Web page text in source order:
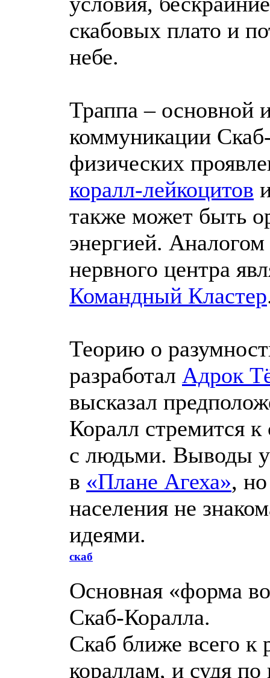
скабовых плато и
небе.
Траппа – основной
коммуникации
физических
коралл-лейкоцитов
также может быть
энергией. Аналогом
нервного центра
Командный Кластер
Теорию о
разработал Адрок
высказал
Коралл стремится к
с людьми. Выводы
в «Плане Агеха»,
населения не
идеями.
скаб
Основная «форма
Скаб-Коралла.
Скаб ближе всего к
кораллам, и судя по